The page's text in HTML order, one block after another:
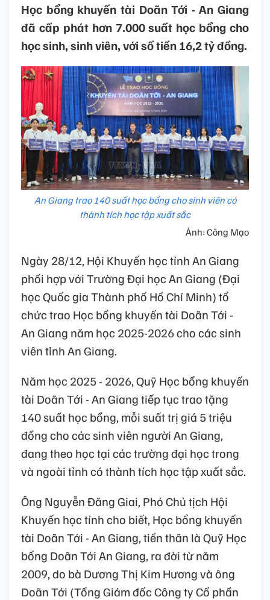
Học bổng khuyến tài Doãn Tới - An Giang
đã cấp phát hơn 7.000 suất học bổng cho
học sinh, sinh viên, với số tiền 16,2 tỷ đồng.
An Giang trao 140 suất học bổng cho sinh viên có
thành tích học tập xuất sắc
Ảnh: Công Mạo
Ngày 28/12, Hội Khuyến học tỉnh An Giang
phối hợp với Trường Đại học An Giang (Đại
học Quốc gia Thành phố Hồ Chí Minh) tổ
chức trao Học bổng khuyến tài Doãn Tới -
An Giang năm học 2025-2026 cho các sinh
viên tỉnh An Giang.
Năm học 2025 - 2026, Quỹ Học bổng khuyến
tài Doãn Tới - An Giang tiếp tục trao tặng
140 suất học bổng, mỗi suất trị giá 5 triệu
đồng cho các sinh viên người An Giang,
đang theo học tại các trường đại học trong
và ngoài tỉnh có thành tích học tập xuất sắc.
Ông Nguyễn Đăng Giai, Phó Chủ tịch Hội
Khuyến học tỉnh cho biết, Học bổng khuyến
tài Doãn Tới - An Giang, tiền thân là Quỹ Học
bổng Doãn Tới An Giang, ra đời từ năm
2009, do bà Dương Thị Kim Hương và ông
Doãn Tới (Tổng Giám đốc Công ty Cổ phần